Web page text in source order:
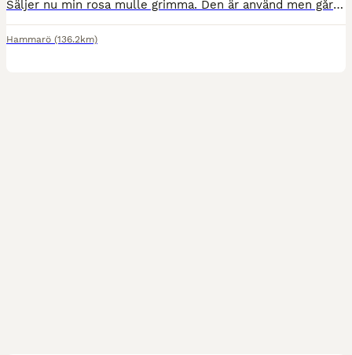
Säljer nu min rosa mulle grimma. Den är använd men går att tvätta. Nypriset: 130kr Mitt pris: 50kr Köparen står för frakten, hör av er vid frågor eller funderingar🥰
Hammarö (136.2km)